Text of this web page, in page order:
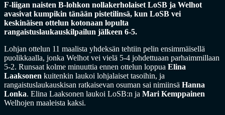
F-liigan naisten B-lohkon nollakerholaiset LoSB ja Welhot
avasivat kumpikin tänään pistetilinsä, kun LoSB vei
keskinäisen ottelun kotonaan lopulta
rangaistuslaukauskilpailun jälkeen 6-5.
Lohjan ottelun 11 maalista yhdeksän tehtiin pelin ensimmäisellä
puolikkaalla, jonka Welhot vei vielä 5-4 johdettuaan parhaimmillaan
5-2. Runsaat kolme minuuttia ennen ottelun loppua Elina
Laaksonen kuitenkin laukoi lohjalaiset tasoihin, ja
rangaistuslaukauskisan ratkaisevan osuman sai nimiinsä Hanna
Lonka. Elina Laaksonen laukoi LoSB:n ja Mari Kemppainen
Welhojen maaleista kaksi.